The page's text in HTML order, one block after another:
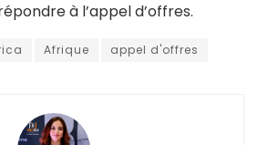
à l’appel d’offres.
Afrique appel d'offres